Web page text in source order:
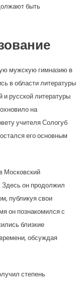
быть
мужскую гимназию в
в области литературы
и русской литературы
на
учителя Сологуб
его основным
Московский
Здесь он продолжил
публикуя свои
он познакомился с
близкие
обсуждая
степень